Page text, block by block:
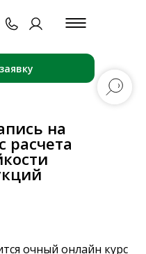
на
расчета
очный онлайн курс